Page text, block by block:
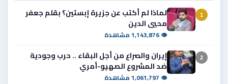
1
لماذا لم أكتب عن جزيرة إبستين؟ بقلم جعفر
محيي الدين
👁 1,143,876 مشاهدة
2
إيران والصراع من أجل البقاء .. حرب وجودية
ضد المشروع الصهيو-أمري
👁 1,061,797 مشاهدة